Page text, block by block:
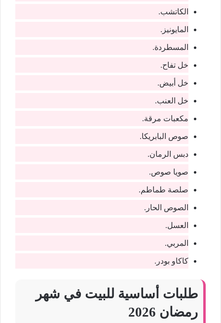
الكاتشب.
المايونيز.
المسطردة.
خل تفاح.
خل أبيض.
خل العنب.
مكعبات مرقة.
صوص البابريكا.
دبس الرمان.
صويا صوص.
صلصة طماطم.
الصوص الحار.
العسل.
المربي.
كاكاو بودر.
طلبات أساسية للبيت في شهر
رمضان 2026